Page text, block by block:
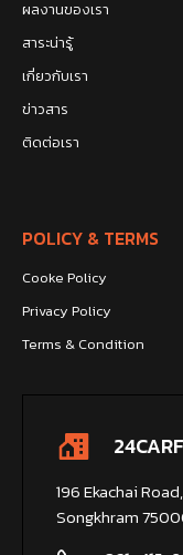
ผลงานของเรา
สาระน่ารู้
เกี่ยวกับเรา
ข่าวสาร
ติดต่อเรา
POLICY & TERMS
Cooke Policy
Privacy Policy
Terms & Condition
196 Ekachai
Songkhram